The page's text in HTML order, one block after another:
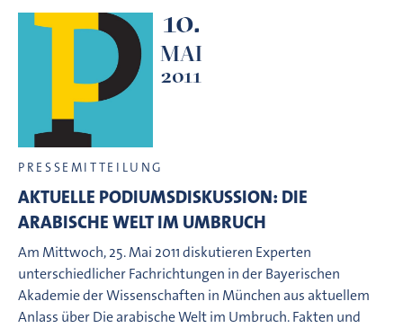
10.
MAI
2011
PRESSEMITTEILUNG
AKTUELLE PODIUMSDISKUSSION: DIE
ARABISCHE WELT IM UMBRUCH
Am Mittwoch, 25. Mai 2011 diskutieren Experten
unterschiedlicher Fachrichtungen in der Bayerischen
Akademie der Wissenschaften in München aus aktuellem
Anlass über Die arabische Welt im Umbruch. Fakten und